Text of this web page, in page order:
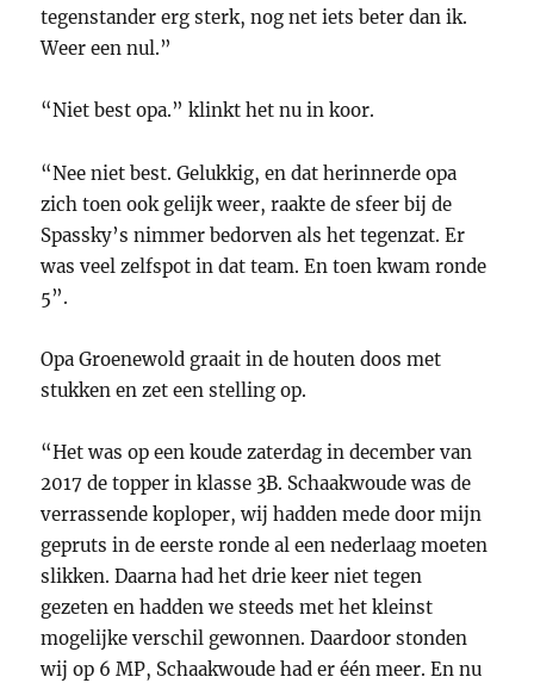
tegenstander erg sterk, nog net iets beter dan ik.
Weer een nul.”
“Niet best opa.” klinkt het nu in koor.
“Nee niet best. Gelukkig, en dat herinnerde opa
zich toen ook gelijk weer, raakte de sfeer bij de
Spassky’s nimmer bedorven als het tegenzat. Er
was veel zelfspot in dat team. En toen kwam ronde
5”.
Opa Groenewold graait in de houten doos met
stukken en zet een stelling op.
“Het was op een koude zaterdag in december van
2017 de topper in klasse 3B. Schaakwoude was de
verrassende koploper, wij hadden mede door mijn
gepruts in de eerste ronde al een nederlaag moeten
slikken. Daarna had het drie keer niet tegen
gezeten en hadden we steeds met het kleinst
mogelijke verschil gewonnen. Daardoor stonden
wij op 6 MP, Schaakwoude had er één meer. En nu